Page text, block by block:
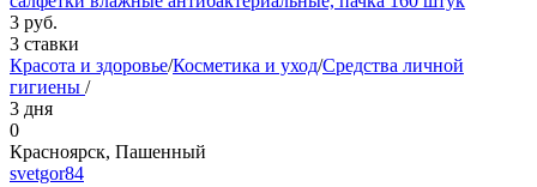
3 руб.
3 ставки
Красота и здоровье/Косметика и уход/Средства личной
гигиены /
3 дня
0
Красноярск, Пашенный
svetgor84